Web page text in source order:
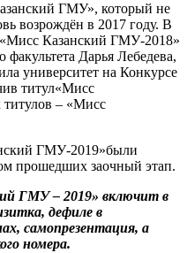
ГМУ», который не
возрождён в 2017 году. В
Казанский ГМУ-2018»
факультета Дарья Лебедева,
университет на Конкурсе
титул«Мисс
– «Мисс
ГМУ-2019»были
прошедших заочный этап.
ГМУ – 2019» включит в
дефиле в
самопрезентация, а
номера.